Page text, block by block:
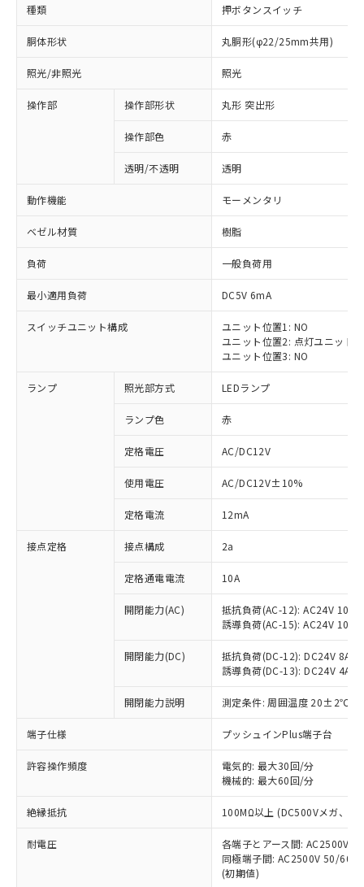
種類 押ボタンスイッチ
胴体形状 丸胴形(φ22/25mm共用)
照光/非照光 照光
操作部 操作部形状 丸形 突出形
操作部色 赤
透明/不透明 透明
動作機能 モーメンタリ
ベゼル材質 樹脂
負荷 一般負荷用
最小適用負荷 DC5V 6mA
スイッチユニット構成
ユニット位置1: NO
ユニット位置2: 点灯ユニット
ユニット位置3: NO
ランプ 照光部方式 LEDランプ
ランプ色 赤
定格電圧 AC/DC12V
使用電圧 AC/DC12V±10%
定格電流 12mA
接点定格 接点構成 2a
定格通電電流 10A
開閉能力(AC)
抵抗負荷(AC-12): AC24V 10A/
誘導負荷(AC-15): AC24V
開閉能力(DC)
抵抗負荷(DC-12): DC24V 8A/
誘導負荷(DC-13): DC24V 4A/
開閉能力説明 測定条件: 周囲温度 20±2℃、
端子仕様 プッシュインPlus端子台
許容操作頻度
電気的: 最大30回/分
機械的: 最大60回/分
絶縁抵抗 100MΩ以上 (DC500Vメガ、点
耐電圧
各端子とアース間: AC2500V
同極端子間: AC2500V 50/
(初期値)
ご利用条件
以下の条件をお読みいただき、同意のうえ
ご利用ください。
本サービスは、当社制御機器事業取扱
商品の当社在庫状況および標準価格
(税抜)を提供させていただくもので
当社制御機器事業取扱商品の中には、
本サービスの対象外となる商品もある
ことをご了承ください。
在庫状況および標準価格照会結果は、
記載している更新日時点での社内デー
タに基づき作成されるものであり、閲
覧された時点での実際の在庫および標
準価格とは異なる場合があることをご
※1 対応状況
対応済み：EU RoHS指令（10物質）の
非含有に対応した製品が提供可能な商品で
す。
対応予定：EU RoHS指令（10物質）の非含
有に対応した製品に切り替える予定のある
対応予定なし：EU RoHS指令（10物質）の
非含有に非対応の商品で、対応品を出す予
定はありません。
調査・確認中：EU RoHS指令（10物質）の
非含有の対応状況を調査中または確認中の
非該当品：ライセンス料など無形物で、有
害物質有無と関係のない商品です。
仕入先様の事情により、非含有部品として
いたものが、含有品と判明した場合などや
むを得ず変更することがあります。
六価クロム(Cr(Ⅵ)) 1000ppm以下、ポリ臭化ビフェニル
類(PBB) 1000ppm以下、ポリ臭化ジフェニルエーテル類
「○」：最大均質材料含有率が中国RoHSの
基準値以下であることを示します。
「×」：最大均質材料含有率が中国RoHSの
基準値を超えていることを示します。
「－」：未確認です。当社販売部門へお問
*中国RoHS10物質の基準値 (GB/T26572)：
Pb(鉛) :1000ppm、 Hg(水銀) : 1000ppm、 Cd(カドミウ
Cr(Ⅵ)(六価クロム) : 1000ppm、 PBBs(ポリ臭化ビフェ
当社は、これら貴社製品のうち、外国
為替および外国貿易法に定める商品
（以下｢規制貨物等」という）を輸出
または国外への提供する場合は、日本
国政府の輸出許可(または役務取引許
可)を取得するなどの必要な手続きを